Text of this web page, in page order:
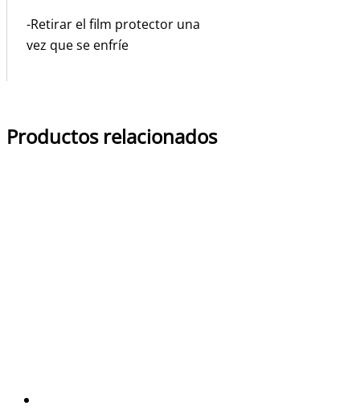
-Retirar el film protector una
vez que se enfríe
Productos relacionados